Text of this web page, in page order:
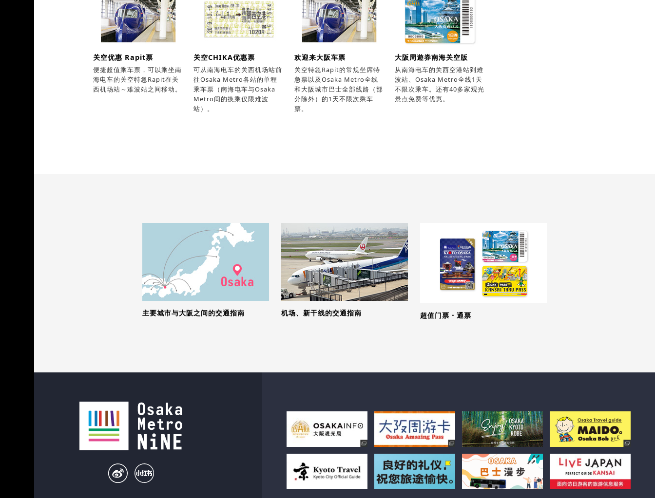
关空优惠 Rapit票
便捷超值乘车票，可以乘坐南
海电车的关空特急Rapit在关
西机场站～难波站之间移动。
关空CHIKA优惠票
可从南海电车的关西机场站前
往Osaka Metro各站的单程
乘车票（南海电车与Osaka
Metro间的换乘仅限难波
站）。
欢迎来大阪车票
关空特急Rapit的常规坐席特
急票以及Osaka Metro全线
和大阪城市巴士全部线路（部
分除外）的1天不限次乘车
票。
大阪周遊券南海关空版
从南海电车的关西空港站到难
波站、Osaka Metro全线1天
不限次乘车。还有40多家观光
景点免费等优惠。
主要城市与大阪之间的交通指南 机场、新干线的交通指南 超值门票・通票